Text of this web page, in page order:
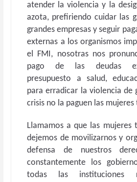
atender la violencia y la
azota, prefiriendo cuidar las
grandes empresas y seguir
externas a los organismos
el FMI, nosotras nos
pago de las deudas
presupuesto a salud,
para erradicar la violencia de
crisis no la paguen las
Llamamos a que las mujeres
dejemos de movilizarnos y
defensa de nuestros
constantemente los
todas las instituciones